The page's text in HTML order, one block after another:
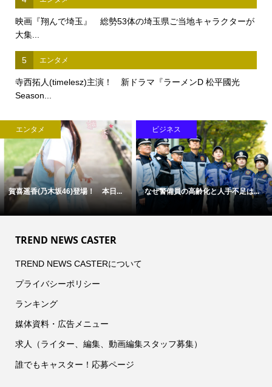
映画『翔んで埼玉』 総勢53体の埼玉県ご当地キャラクターが
大集...
5 エンタメ
寺西拓人(timelesz)主演！ 新ドラマ『ラーメンD 松平國光
Season...
は...
ビジネス
「病気」から「人」を診る医療へ
ライフスタイル
F1全戦を2人で現地観戦、航
TREND NEWS CASTER
TREND NEWS CASTERについて
プライバシーポリシー
ランキング
媒体資料・広告メニュー
求人（ライター、編集、動画編集スタッフ募集）
誰でもキャスター！応募ページ